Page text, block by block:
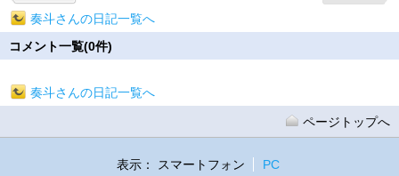
奏斗さんの日記一覧へ
コメント一覧(0件)
奏斗さんの日記一覧へ
ページトップへ
表示： スマートフォン PC